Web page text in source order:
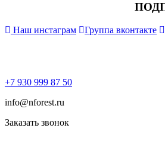
Наш инстаграм Группа вконтакте
+7 930 999 87 50
info@nforest.ru
Заказать звонок